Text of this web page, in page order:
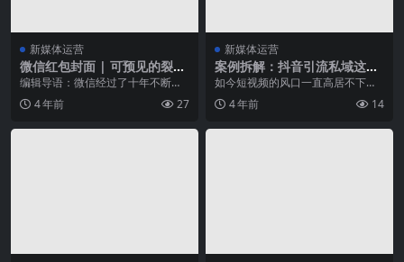
新媒体运营
微信红包封面 | 可预见的裂变
和刷量者的狂欢
编辑导语：微信经过了十年不断的
创新，如今的板块也越来越丰富，
特别是最近火热的视频...
4 年前 27
新媒体运营
案例拆解：抖音引流私域这么
难吗？如何获取3W+流量
如今短视频的风口一直高居不下，
很多行业都开始在各种短视频平台
进行运营、投放流量、...
4 年前 14